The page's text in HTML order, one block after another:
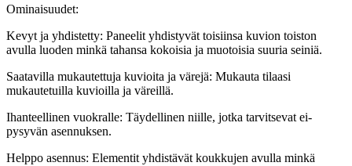
Ominaisuudet:
Kevyt ja yhdistetty: Paneelit yhdistyvät toisiinsa kuvion toiston
avulla luoden minkä tahansa kokoisia ja muotoisia suuria seiniä.
Saatavilla mukautettuja kuvioita ja värejä: Mukauta tilaasi
mukautetuilla kuvioilla ja väreillä.
Ihanteellinen vuokralle: Täydellinen niille, jotka tarvitsevat ei-
pysyvän asennuksen.
Helppo asennus: Elementit yhdistävät koukkujen avulla minkä